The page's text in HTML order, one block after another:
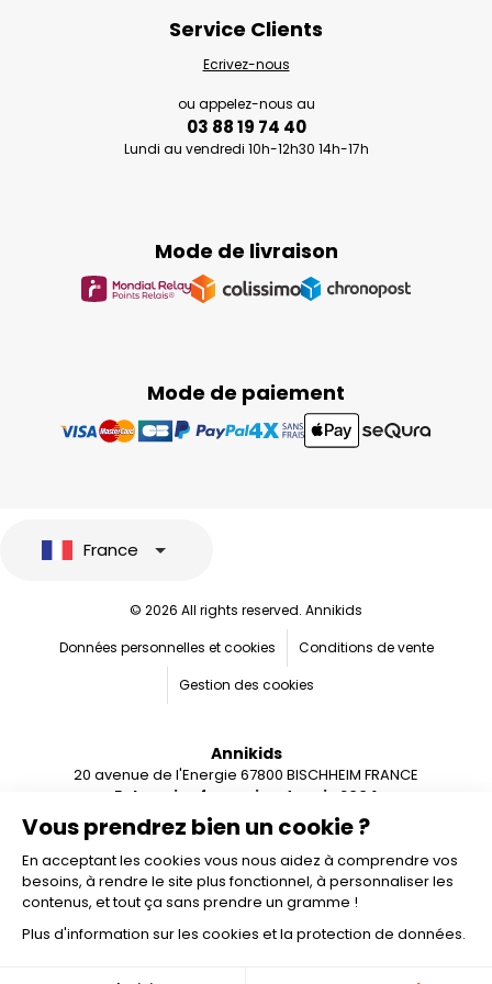
Mode de paiement
Mode de livraison
Service Clients
Ecrivez-nous
ou appelez-nous au
03 88 19 74 40
Lundi au vendredi 10h-12h30 14h-17h
Vous prendrez bien un cookie ?
En acceptant les cookies vous nous aidez à comprendre vos
besoins, à rendre le site plus fonctionnel, à personnaliser les
contenus, et tout ça sans prendre un gramme !
Plus d'information sur les cookies et la protection de données.
France
© 2026 All rights reserved. Annikids
Données personnelles et cookies
Conditions de vente
Gestion des cookies
Annikids
20 avenue de l'Energie 67800 BISCHHEIM FRANCE
Entreprise française depuis 2004